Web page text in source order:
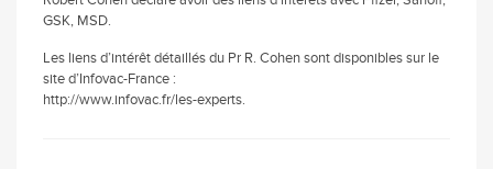
GSK, MSD.
Les liens d’intérêt détaillés du Pr R. Cohen sont disponibles sur le
site d’Infovac-France :
http://www.infovac.fr/les-experts.